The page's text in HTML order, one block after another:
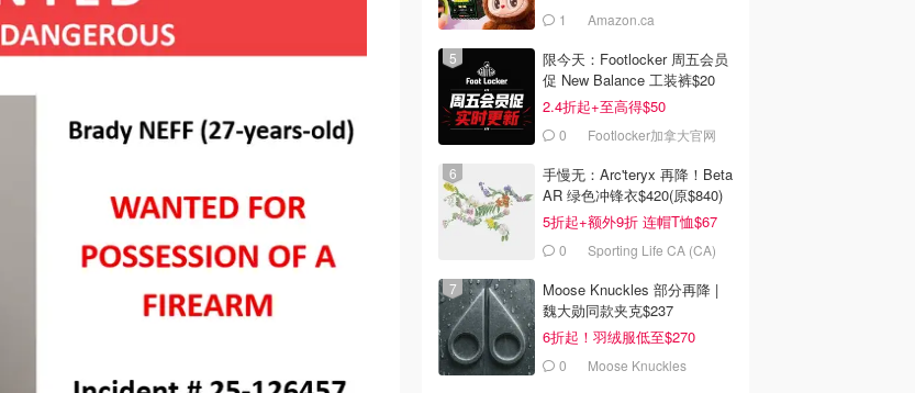
1 Amazon.ca
限今天：Footlocker 周五会员
促 New Balance 工装裤$20
2.4折起+至高得$50
0 Footlocker加拿大官网
手慢无：Arc'teryx 再降！Beta
AR 绿色冲锋衣$420(原$840)
5折起+额外9折 连帽T恤$67
0 Sporting Life CA (CA)
Moose Knuckles 部分再降 |
魏大勋同款夹克$237
6折起！羽绒服低至$270
0 Moose Knuckles